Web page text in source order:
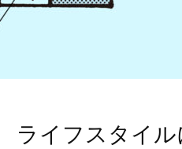
ライフスタイ